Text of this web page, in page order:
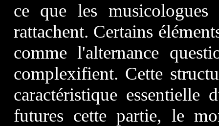
ce que les
rattachent. Certains
comme l'alternance
complexifient. Cette
caractéristique essentielle
futures cette partie, le